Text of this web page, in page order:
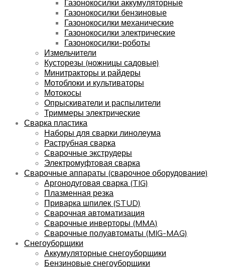
Газонокосилки аккумуляторные
Газонокосилки бензиновые
Газонокосилки механические
Газонокосилки электрические
Газонокосилки-роботы
Измельчители
Кусторезы (ножницы садовые)
Минитракторы и райдеры
Мотоблоки и культиваторы
Мотокосы
Опрыскиватели и распылители
Триммеры электрические
Сварка пластика
Наборы для сварки линолеума
Раструбная сварка
Сварочные экструдеры
Электромуфтовая сварка
Сварочные аппараты (сварочное оборудование)
Аргонодуговая сварка (TIG)
Плазменная резка
Приварка шпилек (STUD)
Сварочная автоматизация
Сварочные инверторы (MMA)
Сварочные полуавтоматы (MIG-MAG)
Снегоуборщики
Аккумуляторные снегоуборщики
Бензиновые снегоуборщики